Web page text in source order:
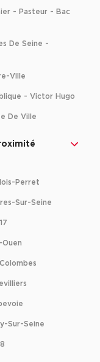
de
neufs
- Pasteur - Bac
De Seine -
Ville
- Victor Hugo
De Ville
Perret
Sur-Seine
Sur-Seine